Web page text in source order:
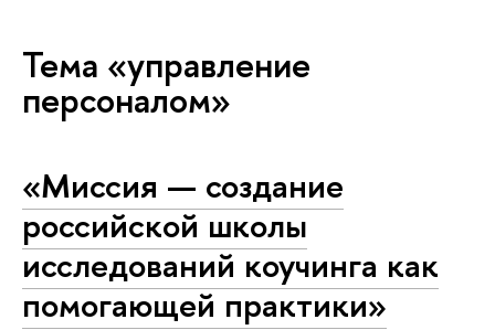
Тема «управление
персоналом»
«Миссия — создание
российской школы
исследований коучинга как
помогающей практики»